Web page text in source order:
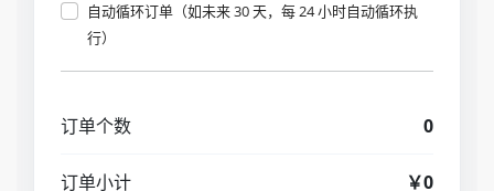
自动循环订单（如未来 30 天，每 24 小时自动循环执
行）
订单个数 0
订单小计 ￥0